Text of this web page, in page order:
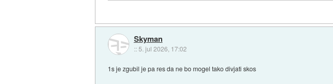
Skyman
:: 5. jul 2026, 17:02
1s je zgubil je pa res da ne bo mogel tako divjati skos